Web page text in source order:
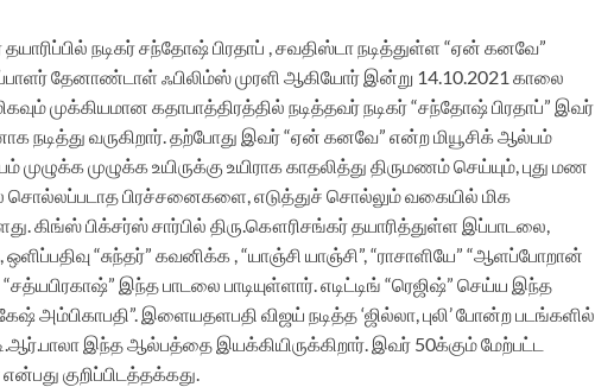
நடிகர் சந்தோஷ் பிரதாப் , சவதிஸ்டா நடித்துள்ள “ஏன் கனவே”
தேனாண்டாள் ஃபிலிம்ஸ் முரளி ஆகியோர் இன்று 14.10.2021 காலை
முக்கியமான கதாபாத்திரத்தில் நடித்தவர் நடிகர் “சந்தோஷ் பிரதாப்” இவர்
நடித்து வருகிறார். தற்போது இவர் “ஏன் கனவே” என்ற மியூசிக் ஆல்பம்
முழுக்க முழுக்க உயிருக்கு உயிராக காதலித்து திருமணம் செய்யும், புது மண
சொல்லப்படாத பிரச்சனைகளை, எடுத்துச் சொல்லும் வகையில் மிக
கிங்ஸ் பிக்சர்ஸ் சார்பில் திரு.கௌரிசங்கர் தயாரித்துள்ள இப்பாடலை,
ஒளிப்பதிவு “சுந்தர்” கவனிக்க , “யாஞ்சி யாஞ்சி”, “ராசாளியே” “ஆளப்போறான்
இந்த பாடலை பாடியுள்ளார். எடிட்டிங் “ரெஜிஷ்” செய்ய இந்த
அம்பிகாபதி”. இளையதளபதி விஜய் நடித்த ‘ஜில்லா, புலி’ போன்ற படங்களில்
இந்த ஆல்பத்தை இயக்கியிருக்கிறார். இவர் 50க்கும் மேற்பட்ட
குறிப்பிடத்தக்கது.